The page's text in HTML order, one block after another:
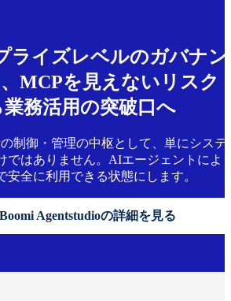
ライズレベルのガバナン
MCPを見えないリスク
業務活用の突破口へ
制御・管理の中枢として、単にシステ
ではありません。AIエージェントによ
安全に利用できる状態にします。
Boomi Agentstudioの詳細を見る